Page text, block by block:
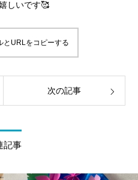
しいです🥰
とURLをコピーする
次の記事
記事